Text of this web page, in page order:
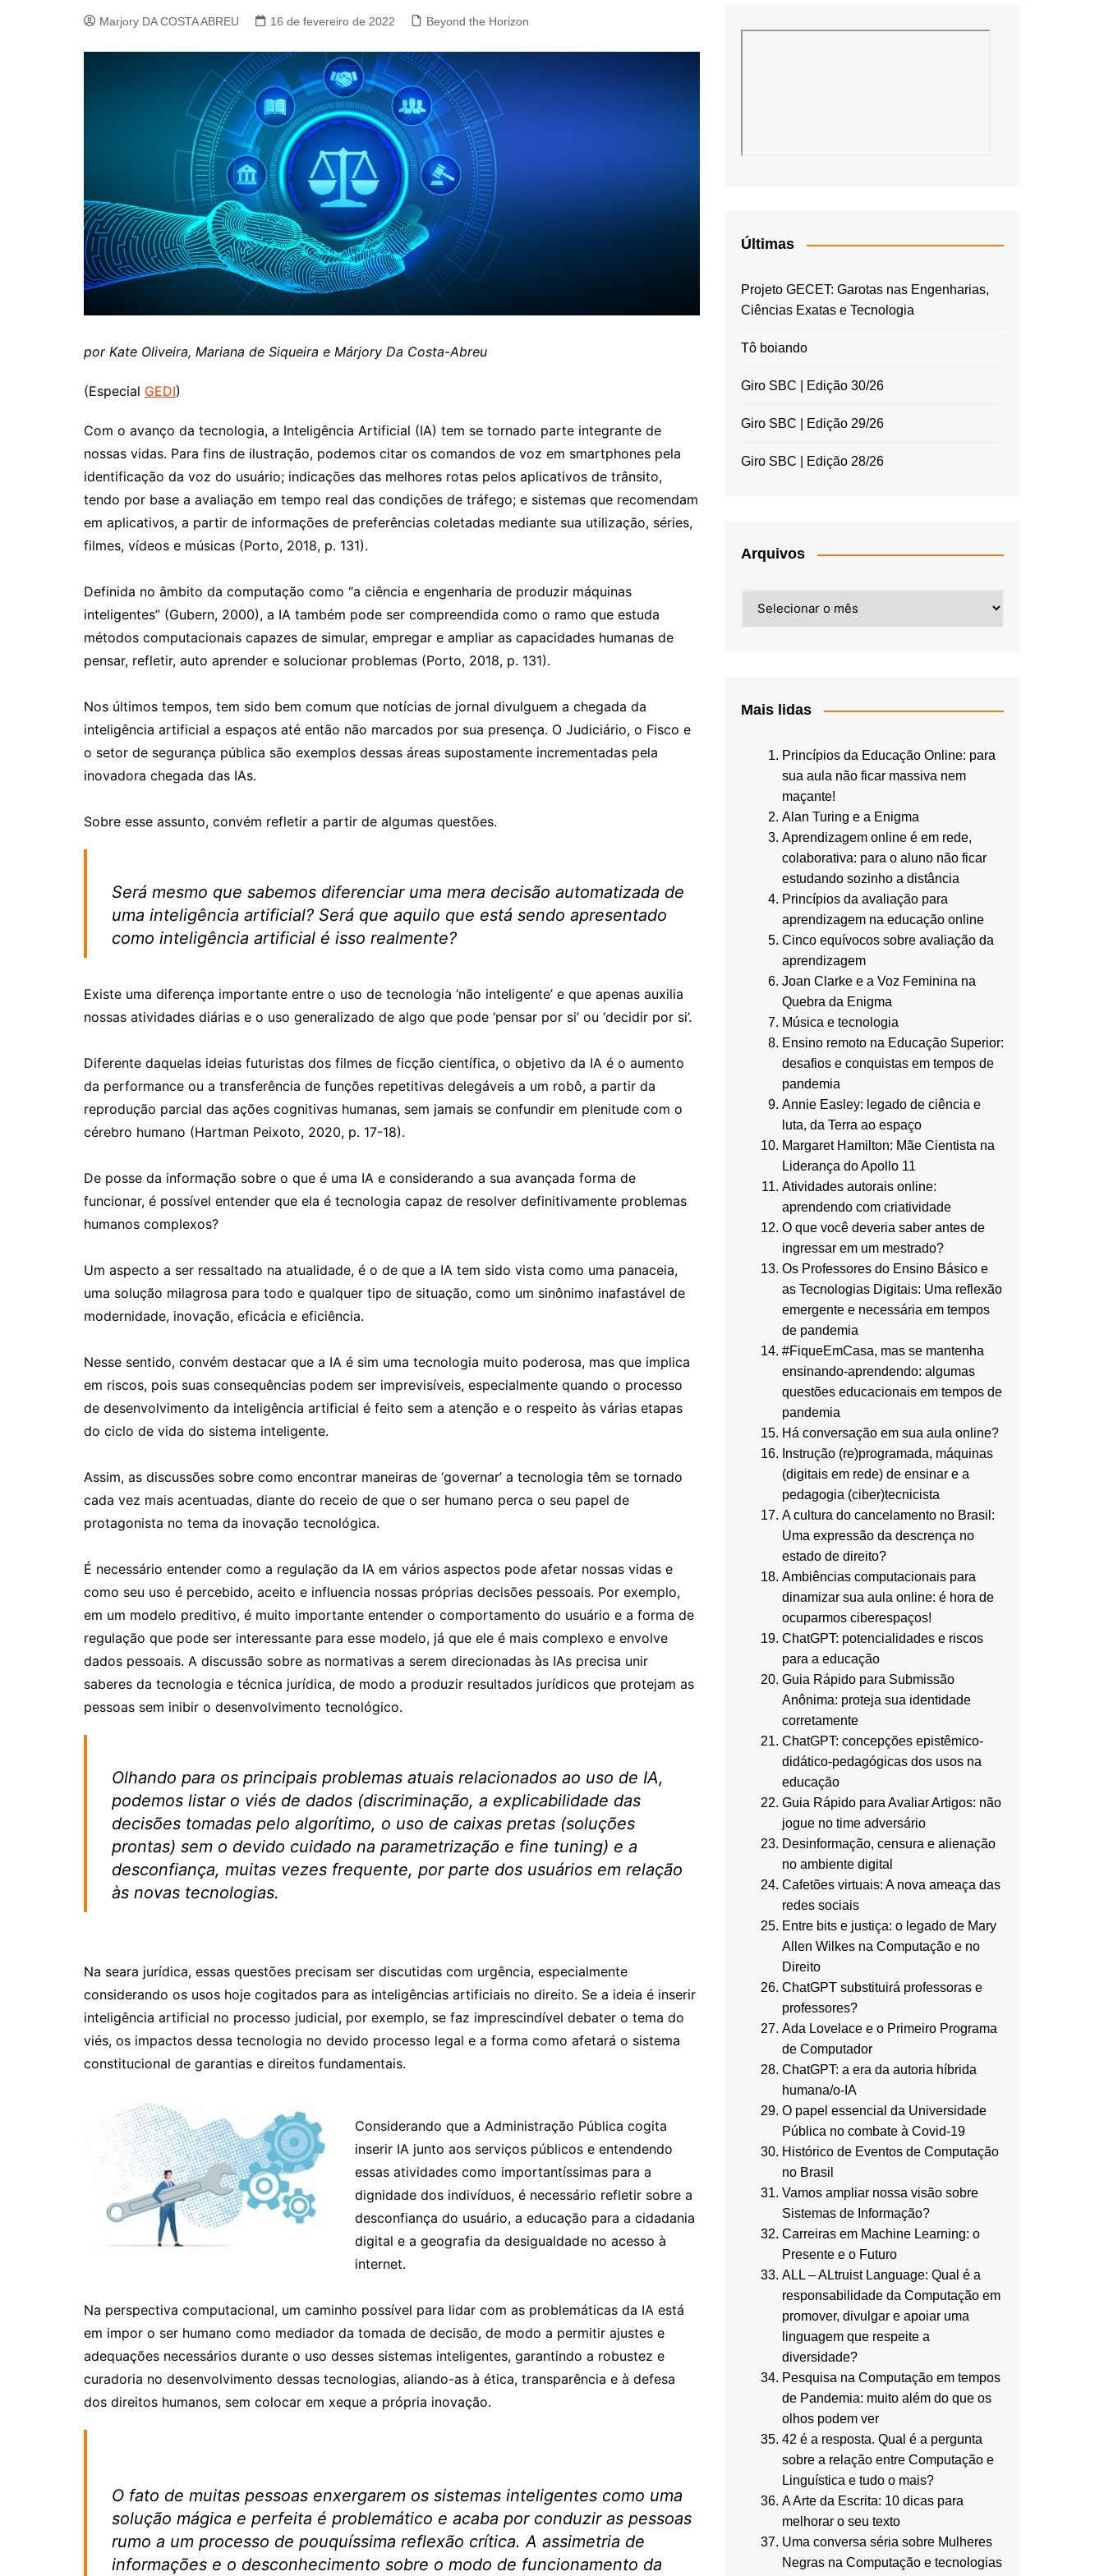
Meninas Digitais
Computação
Variedades
Histórico
COVID
Entrevistas
Eu sou a cara da
computação
Hora do Chat
O Caso do Vestível
Controlador
Marjory DA COSTA ABREU 16 de fevereiro de 2022 Beyond the Horizon
por Kate Oliveira, Mariana de Siqueira e Márjory Da Costa-Abreu
(Especial GEDI)
Com o avanço da tecnologia, a Inteligência Artificial (IA) tem se tornado parte integrante de
nossas vidas. Para fins de ilustração, podemos citar os comandos de voz em smartphones pela
identificação da voz do usuário; indicações das melhores rotas pelos aplicativos de trânsito,
tendo por base a avaliação em tempo real das condições de tráfego; e sistemas que recomendam
em aplicativos, a partir de informações de preferências coletadas mediante sua utilização, séries,
filmes, vídeos e músicas (Porto, 2018, p. 131).
Definida no âmbito da computação como “a ciência e engenharia de produzir máquinas
inteligentes” (Gubern, 2000), a IA também pode ser compreendida como o ramo que estuda
métodos computacionais capazes de simular, empregar e ampliar as capacidades humanas de
pensar, refletir, auto aprender e solucionar problemas (Porto, 2018, p. 131).
Nos últimos tempos, tem sido bem comum que notícias de jornal divulguem a chegada da
inteligência artificial a espaços até então não marcados por sua presença. O Judiciário, o Fisco e
o setor de segurança pública são exemplos dessas áreas supostamente incrementadas pela
inovadora chegada das IAs.
Sobre esse assunto, convém refletir a partir de algumas questões.
Será mesmo que sabemos diferenciar uma mera decisão automatizada de
uma inteligência artificial? Será que aquilo que está sendo apresentado
como inteligência artificial é isso realmente?
Existe uma diferença importante entre o uso de tecnologia ‘não inteligente’ e que apenas auxilia
nossas atividades diárias e o uso generalizado de algo que pode ‘pensar por si’ ou ‘decidir por si’.
Diferente daquelas ideias futuristas dos filmes de ficção científica, o objetivo da IA é o aumento
da performance ou a transferência de funções repetitivas delegáveis a um robô, a partir da
reprodução parcial das ações cognitivas humanas, sem jamais se confundir em plenitude com o
cérebro humano (Hartman Peixoto, 2020, p. 17-18).
De posse da informação sobre o que é uma IA e considerando a sua avançada forma de
funcionar, é possível entender que ela é tecnologia capaz de resolver definitivamente problemas
humanos complexos?
Um aspecto a ser ressaltado na atualidade, é o de que a IA tem sido vista como uma panaceia,
uma solução milagrosa para todo e qualquer tipo de situação, como um sinônimo inafastável de
modernidade, inovação, eficácia e eficiência.
Nesse sentido, convém destacar que a IA é sim uma tecnologia muito poderosa, mas que implica
em riscos, pois suas consequências podem ser imprevisíveis, especialmente quando o processo
de desenvolvimento da inteligência artificial é feito sem a atenção e o respeito às várias etapas
do ciclo de vida do sistema inteligente.
Assim, as discussões sobre como encontrar maneiras de ‘governar’ a tecnologia têm se tornado
cada vez mais acentuadas, diante do receio de que o ser humano perca o seu papel de
protagonista no tema da inovação tecnológica.
É necessário entender como a regulação da IA em vários aspectos pode afetar nossas vidas e
como seu uso é percebido, aceito e influencia nossas próprias decisões pessoais. Por exemplo,
em um modelo preditivo, é muito importante entender o comportamento do usuário e a forma de
regulação que pode ser interessante para esse modelo, já que ele é mais complexo e envolve
dados pessoais. A discussão sobre as normativas a serem direcionadas às IAs precisa unir
saberes da tecnologia e técnica jurídica, de modo a produzir resultados jurídicos que protejam as
pessoas sem inibir o desenvolvimento tecnológico.
Olhando para os principais problemas atuais relacionados ao uso de IA,
podemos listar o viés de dados (discriminação, a explicabilidade das
decisões tomadas pelo algorítimo, o uso de caixas pretas (soluções
prontas) sem o devido cuidado na parametrização e fine tuning) e a
desconfiança, muitas vezes frequente, por parte dos usuários em relação
às novas tecnologias.
Na seara jurídica, essas questões precisam ser discutidas com urgência, especialmente
considerando os usos hoje cogitados para as inteligências artificiais no direito. Se a ideia é inserir
inteligência artificial no processo judicial, por exemplo, se faz imprescindível debater o tema do
viés, os impactos dessa tecnologia no devido processo legal e a forma como afetará o sistema
constitucional de garantias e direitos fundamentais.
Considerando que a Administração Pública cogita
inserir IA junto aos serviços públicos e entendendo
essas atividades como importantíssimas para a
dignidade dos indivíduos, é necessário refletir sobre a
desconfiança do usuário, a educação para a cidadania
digital e a geografia da desigualdade no acesso à
internet.
Na perspectiva computacional, um caminho possível para lidar com as problemáticas da IA está
em impor o ser humano como mediador da tomada de decisão, de modo a permitir ajustes e
adequações necessários durante o uso desses sistemas inteligentes, garantindo a robustez e
curadoria no desenvolvimento dessas tecnologias, aliando-as à ética, transparência e à defesa
dos direitos humanos, sem colocar em xeque a própria inovação.
O fato de muitas pessoas enxergarem os sistemas inteligentes como uma
solução mágica e perfeita é problemático e acaba por conduzir as pessoas
rumo a um processo de pouquíssima reflexão crítica. A assimetria de
informações e o desconhecimento sobre o modo de funcionamento da
Últimas
Projeto GECET: Garotas nas Engenharias,
Ciências Exatas e Tecnologia
Tô boiando
Giro SBC | Edição 30/26
Giro SBC | Edição 29/26
Giro SBC | Edição 28/26
Arquivos
Mais lidas
Princípios da Educação Online: para
sua aula não ficar massiva nem
maçante!
Alan Turing e a Enigma
Aprendizagem online é em rede,
colaborativa: para o aluno não ficar
estudando sozinho a distância
Princípios da avaliação para
aprendizagem na educação online
Cinco equívocos sobre avaliação da
aprendizagem
Joan Clarke e a Voz Feminina na
Quebra da Enigma
Música e tecnologia
Ensino remoto na Educação Superior:
desafios e conquistas em tempos de
pandemia
Annie Easley: legado de ciência e
luta, da Terra ao espaço
Margaret Hamilton: Mãe Cientista na
Liderança do Apollo 11
Atividades autorais online:
aprendendo com criatividade
O que você deveria saber antes de
ingressar em um mestrado?
Os Professores do Ensino Básico e
as Tecnologias Digitais: Uma reflexão
emergente e necessária em tempos
de pandemia
#FiqueEmCasa, mas se mantenha
ensinando-aprendendo: algumas
questões educacionais em tempos de
pandemia
Há conversação em sua aula online?
Instrução (re)programada, máquinas
(digitais em rede) de ensinar e a
pedagogia (ciber)tecnicista
A cultura do cancelamento no Brasil:
Uma expressão da descrença no
estado de direito?
Ambiências computacionais para
dinamizar sua aula online: é hora de
ocuparmos ciberespaços!
ChatGPT: potencialidades e riscos
para a educação
Guia Rápido para Submissão
Anônima: proteja sua identidade
corretamente
ChatGPT: concepções epistêmico-
didático-pedagógicas dos usos na
educação
Guia Rápido para Avaliar Artigos: não
jogue no time adversário
Desinformação, censura e alienação
no ambiente digital
Cafetões virtuais: A nova ameaça das
redes sociais
Entre bits e justiça: o legado de Mary
Allen Wilkes na Computação e no
Direito
ChatGPT substituirá professoras e
professores?
Ada Lovelace e o Primeiro Programa
de Computador
ChatGPT: a era da autoria híbrida
humana/o-IA
O papel essencial da Universidade
Pública no combate à Covid-19
Histórico de Eventos de Computação
no Brasil
Vamos ampliar nossa visão sobre
Sistemas de Informação?
Carreiras em Machine Learning: o
Presente e o Futuro
ALL – ALtruist Language: Qual é a
responsabilidade da Computação em
promover, divulgar e apoiar uma
linguagem que respeite a
diversidade?
Pesquisa na Computação em tempos
de Pandemia: muito além do que os
olhos podem ver
42 é a resposta. Qual é a pergunta
sobre a relação entre Computação e
Linguística e tudo o mais?
A Arte da Escrita: 10 dicas para
melhorar o seu texto
Uma conversa séria sobre Mulheres
Negras na Computação e tecnologias